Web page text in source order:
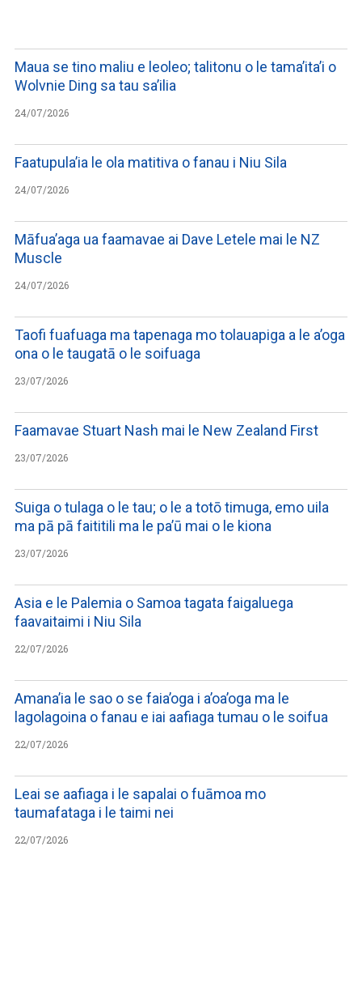
Maua se tino maliu e leoleo; talitonu o le tama’ita’i o
Wolvnie Ding sa tau sa’ilia
24/07/2026
Faatupula’ia le ola matitiva o fanau i Niu Sila
24/07/2026
Māfua’aga ua faamavae ai Dave Letele mai le NZ
Muscle
24/07/2026
Taofi fuafuaga ma tapenaga mo tolauapiga a le a’oga
ona o le taugatā o le soifuaga
23/07/2026
Faamavae Stuart Nash mai le New Zealand First
23/07/2026
Suiga o tulaga o le tau; o le a totō timuga, emo uila
ma pā pā faititili ma le pa’ū mai o le kiona
23/07/2026
Asia e le Palemia o Samoa tagata faigaluega
faavaitaimi i Niu Sila
22/07/2026
Amana’ia le sao o se faia’oga i a’oa’oga ma le
lagolagoina o fanau e iai aafiaga tumau o le soifua
22/07/2026
Leai se aafiaga i le sapalai o fuāmoa mo
taumafataga i le taimi nei
22/07/2026